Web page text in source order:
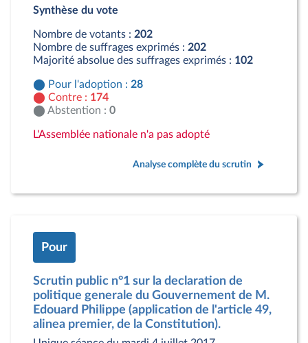
Contre : 174 députés
Synthèse du vote
Nombre de votants : 202
Nombre de suffrages exprimés : 202
Majorité absolue des suffrages exprimés : 102
Pour l'adoption : 28
Contre : 174
Abstention : 0
L'Assemblée nationale n'a pas adopté
Analyse complète du scrutin
Pour
Scrutin public n°1 sur la declaration de
politique generale du Gouvernement de M.
Edouard Philippe (application de l'article 49,
alinea premier, de la Constitution).